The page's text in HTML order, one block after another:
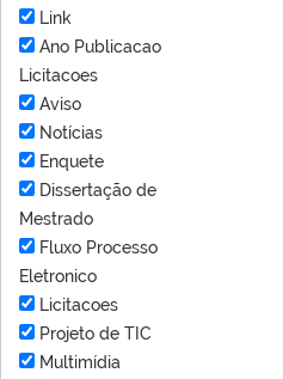
Link
Ano Publicacao
Licitacoes
Aviso
Notícias
Enquete
Dissertação de
Mestrado
Fluxo Processo
Eletronico
Licitacoes
Projeto de TIC
Multimídia